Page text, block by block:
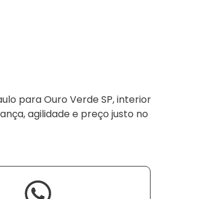
para Ouro Verde SP, interior
agilidade e preço justo no